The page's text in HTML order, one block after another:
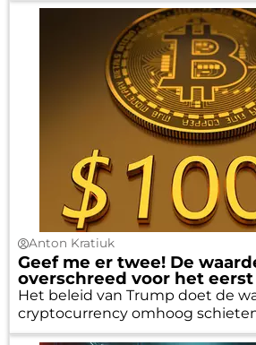
Anton Kratiuk
Geef me er twee! De
overschreed voor het eerst
Het beleid van Trump doet de
cryptocurrency omhoog